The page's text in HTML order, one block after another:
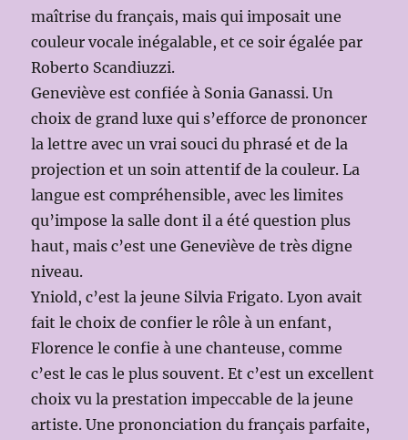
maîtrise du français, mais qui imposait une
couleur vocale inégalable, et ce soir égalée par
Roberto Scandiuzzi.
Geneviève est confiée à Sonia Ganassi. Un
choix de grand luxe qui s’efforce de prononcer
la lettre avec un vrai souci du phrasé et de la
projection et un soin attentif de la couleur. La
langue est compréhensible, avec les limites
qu’impose la salle dont il a été question plus
haut, mais c’est une Geneviève de très digne
niveau.
Yniold, c’est la jeune Silvia Frigato. Lyon avait
fait le choix de confier le rôle à un enfant,
Florence le confie à une chanteuse, comme
c’est le cas le plus souvent. Et c’est un excellent
choix vu la prestation impeccable de la jeune
artiste. Une prononciation du français parfaite,